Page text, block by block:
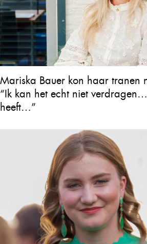
Mariska Bauer kon haar tranen
“Ik kan het echt niet
heeft…”